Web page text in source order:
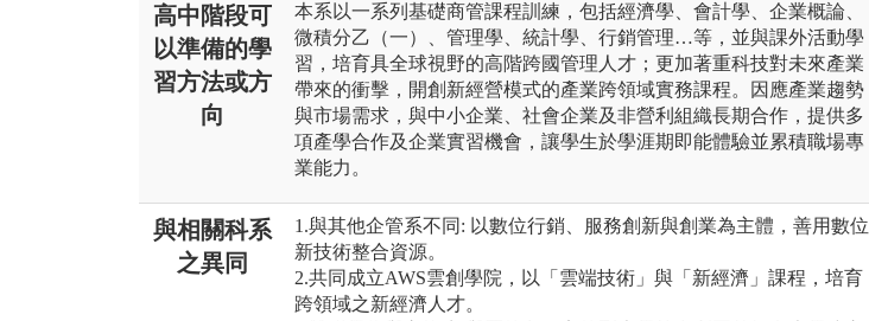
高中階段可
以準備的學
習方法或方
向
本系以一系列基礎商管課程訓練，包括經濟學、會計學、企業概論、
微積分乙（一）、管理學、統計學、行銷管理…等，並與課外活動學
習，培育具全球視野的高階跨國管理人才；更加著重科技對未來產業
帶來的衝擊，開創新經營模式的產業跨領域實務課程。因應產業趨勢
與市場需求，與中小企業、社會企業及非營利組織長期合作，提供多
項產學合作及企業實習機會，讓學生於學涯期即能體驗並累積職場專
業能力。
與相關科系
之異同
1.與其他企管系不同: 以數位行銷、服務創新與創業為主體，善用數位
新技術整合資源。
2.共同成立AWS雲創學院，以「雲端技術」與「新經濟」課程，培育
跨領域之新經濟人才。